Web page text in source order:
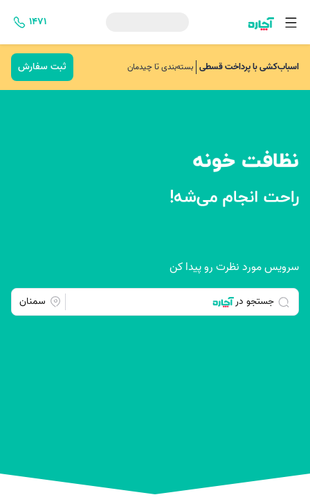
۱۴۷۱
اسباب‌کشی با پرداخت قسطی بسته‌بندی تا چیدمان ثبت سفارش
سرویس مورد نظرت رو پیدا کن
جستجو در سمنان